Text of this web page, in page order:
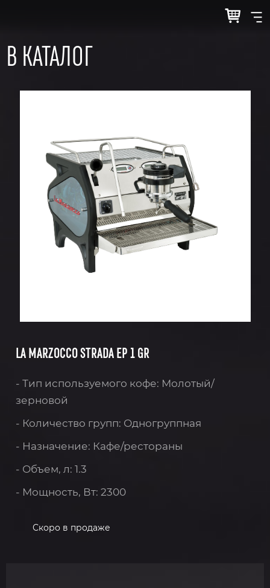
В КАТАЛОГ
LA MARZOCCO STRADA EP 1 GR
- Тип используемого кофе: Молотый/
зерновой
- Количество групп: Одногруппная
- Назначение: Кафе/рестораны
- Объем, л: 1.3
- Мощность, Вт: 2300
Скоро в продаже